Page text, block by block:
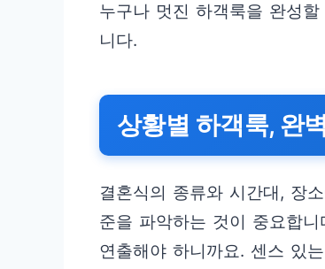
누구나 멋진 하객룩을 완성
니다.
상황별 하객룩, 완
결혼식의 종류와 시간대, 장
준을 파악하는 것이 중요합
연출해야 하니까요. 센스 있